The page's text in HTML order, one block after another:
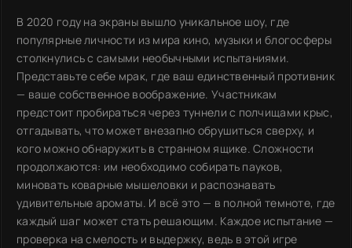
В 2020 году на экраны вышло уникальное шоу, где
популярные личности из мира кино, музыки и блогосферы
столкнулись с самыми необычными испытаниями.
Представьте себе мрак, где ваш единственный противник
— ваше собственное воображение. Участникам
предстоит пробираться через туннели с полчищами крыс,
отгадывать, что может внезапно обрушиться сверху, и
кого можно обнаружить в странном ящике. Сложности
продолжаются: им необходимо собирать пауков,
миновать коварные мышеловки и распознавать
удивительные ароматы. И всё это — в полной темноте, где
каждый шаг может стать решающим. Каждое испытание —
проверка на смелость и выдержку, ведь в этой игре